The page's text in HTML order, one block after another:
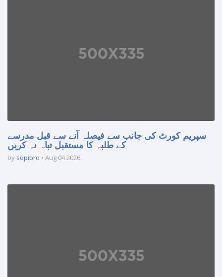
سپریم کورٹ کی جانب سے فیصلہ آنے سے قبل مدرسے
کے طلبہ کا مستقبل تباہ نہ کریں
by sdpipro Aug 04 2026